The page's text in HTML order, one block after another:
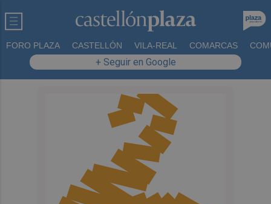
FORO PLAZA CASTELLÓN VILA-REAL COMARCAS
+ Seguir en Google